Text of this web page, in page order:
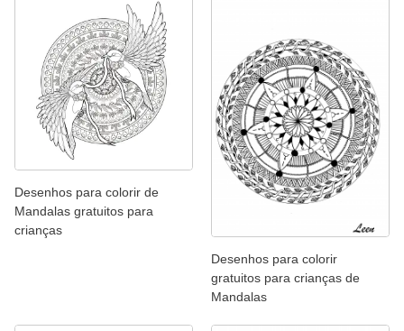
Desenhos para colorir de
Mandalas gratuitos para
crianças
Desenhos para colorir
gratuitos para crianças de
Mandalas